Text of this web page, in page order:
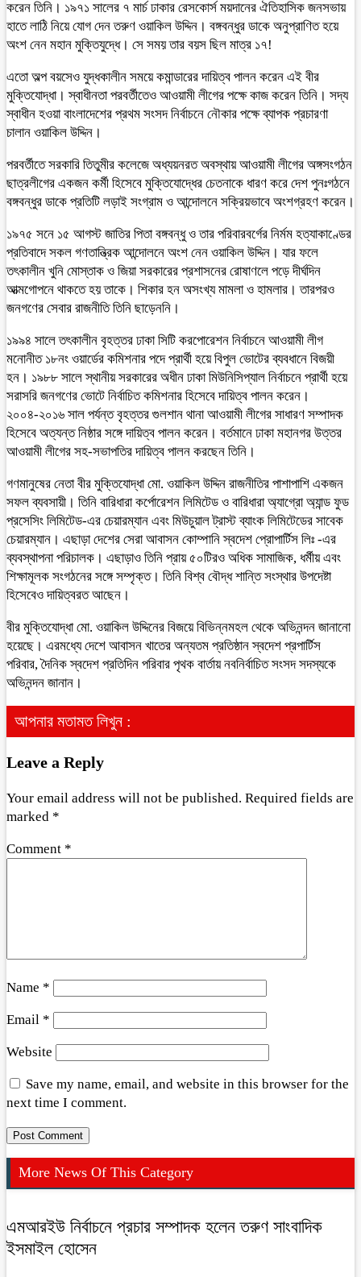
করেন তিনি। ১৯৭১ সালের ৭ মার্চ ঢাকার রেসকোর্স ময়দানের ঐতিহাসিক জনসভায়
হাতে লাঠি নিয়ে যোগ দেন তরুণ ওয়াকিল উদ্দিন। বঙ্গবন্ধুর ডাকে অনুপ্রাণিত হয়ে
অংশ নেন মহান মুক্তিযুদ্ধে। সে সময় তার বয়স ছিল মাত্র ১৭!
এতো অল্প বয়সেও যুদ্ধকালীন সময়ে কমান্ডারের দায়িত্ব পালন করেন এই বীর
মুক্তিযোদ্ধা। স্বাধীনতা পরবর্তীতেও আওয়ামী লীগের পক্ষে কাজ করেন তিনি। সদ্য
স্বাধীন হওয়া বাংলাদেশের প্রথম সংসদ নির্বাচনে নৌকার পক্ষে ব্যাপক প্রচারণা
চালান ওয়াকিল উদ্দিন।
পরবর্তীতে সরকারি তিতুমীর কলেজে অধ্যয়নরত অবস্থায় আওয়ামী লীগের অঙ্গসংগঠন
ছাত্রলীগের একজন কর্মী হিসেবে মুক্তিযোদ্ধের চেতনাকে ধারণ করে দেশ পুনঃগঠনে
বঙ্গবন্ধুর ডাকে প্রতিটি লড়াই সংগ্রাম ও আন্দোলনে সক্রিয়ভাবে অংশগ্রহণ করেন।
১৯৭৫ সনে ১৫ আগস্ট জাতির পিতা বঙ্গবন্ধু ও তার পরিবারবর্গের নির্মম হত্যাকাণ্ডের
প্রতিবাদে সকল গণতান্ত্রিক আন্দোলনে অংশ নেন ওয়াকিল উদ্দিন। যার ফলে
তৎকালীন খুনি মোস্তাক ও জিয়া সরকারের প্রশাসনের রোষাণলে পড়ে দীর্ঘদিন
আত্মগোপনে থাকতে হয় তাকে। শিকার হন অসংখ্য মামলা ও হামলার। তারপরও
জনগণের সেবার রাজনীতি তিনি ছাড়েননি।
১৯৯৪ সালে তৎকালীন বৃহত্তর ঢাকা সিটি করপোরেশন নির্বাচনে আওয়ামী লীগ
মনোনীত ১৮নং ওয়ার্ডের কমিশনার পদে প্রার্থী হয়ে বিপুল ভোটের ব্যবধানে বিজয়ী
হন। ১৯৮৮ সালে স্থানীয় সরকারের অধীন ঢাকা মিউনিসিপ্যাল নির্বাচনে প্রার্থী হয়ে
সরাসরি জনগণের ভোটে নির্বাচিত কমিশনার হিসেবে দায়িত্ব পালন করেন।
২০০৪-২০১৬ সাল পর্যন্ত বৃহত্তর গুলশান থানা আওয়ামী লীগের সাধারণ সম্পাদক
হিসেবে অত্যন্ত নিষ্ঠার সঙ্গে দায়িত্ব পালন করেন। বর্তমানে ঢাকা মহানগর উত্তর
আওয়ামী লীগের সহ-সভাপতির দায়িত্ব পালন করছেন তিনি।
গণমানুষের নেতা বীর মুক্তিযোদ্ধা মো. ওয়াকিল উদ্দিন রাজনীতির পাশাপাশি একজন
সফল ব্যবসায়ী। তিনি বারিধারা কর্পোরেশন লিমিটেড ও বারিধারা অ্যাগ্রো অ্যান্ড ফুড
প্রসেসিং লিমিটেড-এর চেয়ারম্যান এবং মিউচুয়াল ট্রাস্ট ব্যাংক লিমিটেডের সাবেক
চেয়ারম্যান। এছাড়া দেশের সেরা আবাসন কোম্পানি স্বদেশ প্রোপার্টিস লিঃ -এর
ব্যবস্থাপনা পরিচালক। এছাড়াও তিনি প্রায় ৫০টিরও অধিক সামাজিক, ধর্মীয় এবং
শিক্ষামূলক সংগঠনের সঙ্গে সম্পৃক্ত। তিনি বিশ্ব বৌদ্ধ শান্তি সংস্থার উপদেষ্টা
হিসেবেও দায়িত্বরত আছেন।
বীর মুক্তিযোদ্ধা মো. ওয়াকিল উদ্দিনের বিজয়ে বিভিন্নমহল থেকে অভিনন্দন জানানো
হয়েছে। এরমধ্যে দেশে আবাসন খাতের অন্যতম প্রতিষ্ঠান স্বদেশ প্রপার্টিস
পরিবার, দৈনিক স্বদেশ প্রতিদিন পরিবার পৃথক বার্তায় নবনির্বাচিত সংসদ সদস্যকে
অভিনন্দন জানান।
আপনার মতামত লিখুন :
Leave a Reply
Your email address will not be published. Required fields are
marked *
Comment *
Name *
Email *
Website
Save my name, email, and website in this browser for the
next time I comment.
More News Of This Category
এমআরইউ নির্বাচনে প্রচার সম্পাদক হলেন তরুণ সাংবাদিক
ইসমাইল হোসেন